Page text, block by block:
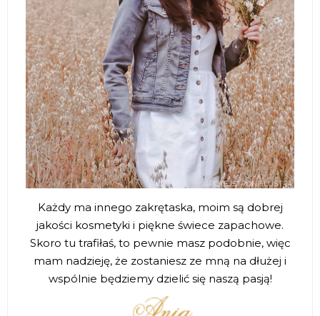
Każdy ma innego zakrętaska, moim są dobrej
jakości kosmetyki i piękne świece zapachowe.
Skoro tu trafiłaś, to pewnie masz podobnie, więc
mam nadzieję, że zostaniesz ze mną na dłużej i
wspólnie będziemy dzielić się naszą pasją!